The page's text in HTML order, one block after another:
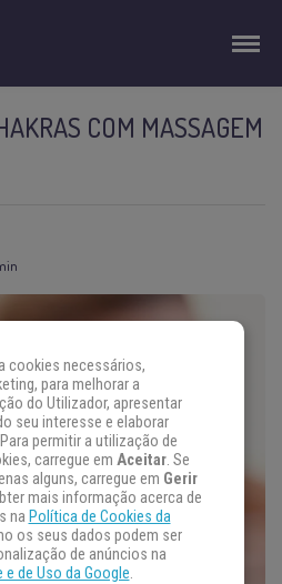
COM MASSAGEM
cookies necessários,
para melhorar a
do Utilizador, apresentar
seu interesse e elaborar
permitir a utilização de
carregue em Aceitar. Se
alguns, carregue em Gerir
mais informação acerca de
na Política de Cookies da
os seus dados podem ser
de anúncios na
de Uso da Google.